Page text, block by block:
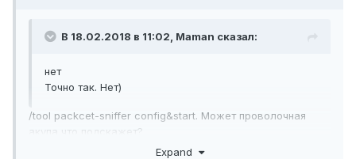
В 18.02.2018 в 11:02, Maman сказал:
нет
Точно так. Нет)
/tool packcet-sniffer config&start. Может проволочная
акула что подскажет?
Expand